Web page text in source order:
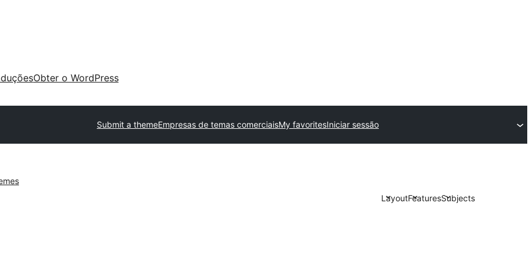
Obter o WordPress
Submit a themeEmpresas de temas comerciaisMy favoritesIniciar sessão
LayoutFeaturesSubjects